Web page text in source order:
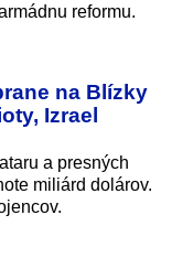
reformu.
na Blízky
Izrael
a presných
miliárd dolárov.